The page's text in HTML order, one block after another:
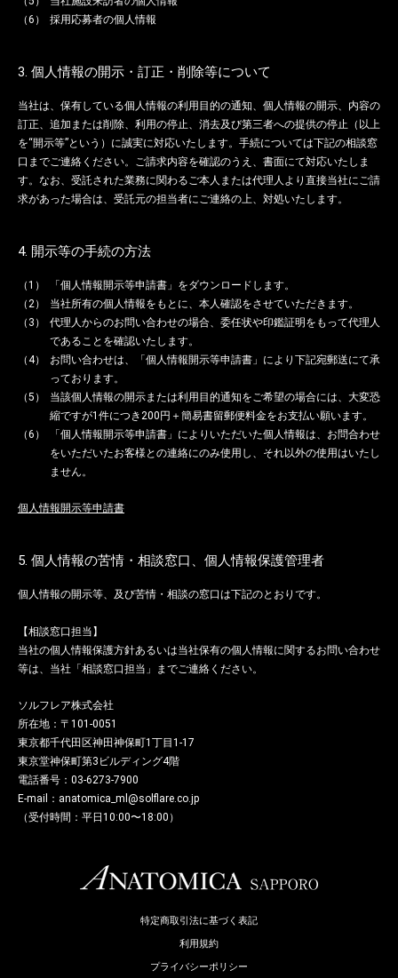
採用応募者の個人情報
3. 個人情報の開示・訂正・削除等について
当社は、保有している個人情報の利用目的の通知、個人情報の開示、内容の
訂正、追加または削除、利用の停止、消去及び第三者への提供の停止（以上
を“開示等”という）に誠実に対応いたします。手続については下記の相談窓
口までご連絡ください。ご請求内容を確認のうえ、書面にて対応いたしま
す。なお、受託された業務に関わるご本人または代理人より直接当社にご請
求があった場合は、受託元の担当者にご連絡の上、対処いたします。
4. 開示等の手続の方法
「個人情報開示等申請書」をダウンロードします。
当社所有の個人情報をもとに、本人確認をさせていただきます。
代理人からのお問い合わせの場合、委任状や印鑑証明をもって代理人
であることを確認いたします。
お問い合わせは、「個人情報開示等申請書」により下記宛郵送にて承
っております。
当該個人情報の開示または利用目的通知をご希望の場合には、大変恐
縮ですが1件につき200円＋簡易書留郵便料金をお支払い願います。
「個人情報開示等申請書」によりいただいた個人情報は、お問合わせ
をいただいたお客様との連絡にのみ使用し、それ以外の使用はいたし
ません。
個人情報開示等申請書
5. 個人情報の苦情・相談窓口、個人情報保護管理者
個人情報の開示等、及び苦情・相談の窓口は下記のとおりです。
【相談窓口担当】
当社の個人情報保護方針あるいは当社保有の個人情報に関するお問い合わせ
等は、当社「相談窓口担当」までご連絡ください。
ソルフレア株式会社
所在地：〒101-0051
東京都千代田区神田神保町1丁目1-17
東京堂神保町第3ビルディング4階
電話番号：03-6273-7900
E-mail：anatomica_ml@solflare.co.jp
（受付時間：平日10:00〜18:00）
特定商取引法に基づく表記
利用規約
プライバシーポリシー